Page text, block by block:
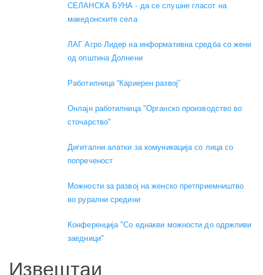
СЕЛАНСКА БУНА - да се слушне гласот на
македонските села
ЛАГ Агро Лидер на информативна средба со жени
од општина Долнени
Работилница “Кариерен развој”
Онлајн работилница "Органско производство во
сточарство"
Дигитални алатки за комуникација со лица со
попреченост
Можности за развој на женско претприемништво
во рурални средини
Конференција "Со еднакви можности до одржливи
заедници"
Извештаи